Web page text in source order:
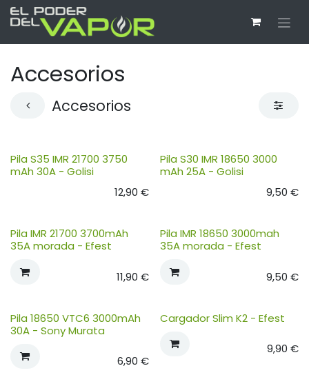
Ir al contenido
Accesorios
Accesorios
Pila S35 IMR 21700 3750
mAh 30A - Golisi
12,90 €
Pila S30 IMR 18650 3000
mAh 25A - Golisi
9,50 €
Pila IMR 21700 3700mAh
35A morada - Efest
11,90 €
Pila IMR 18650 3000mah
35A morada - Efest
9,50 €
Pila 18650 VTC6 3000mAh
30A - Sony Murata
6,90 €
Cargador Slim K2 - Efest
9,90 €